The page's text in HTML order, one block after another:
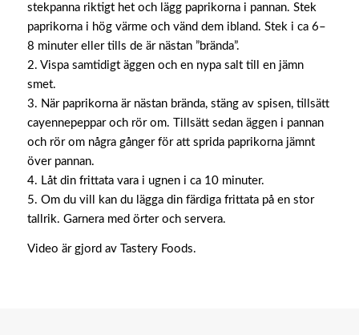
stekpanna riktigt het och lägg paprikorna i pannan. Stek
paprikorna i hög värme och vänd dem ibland. Stek i ca 6–
8 minuter eller tills de är nästan ”brända”.
2. Vispa samtidigt äggen och en nypa salt till en jämn
smet.
3. När paprikorna är nästan brända, stäng av spisen, tillsätt
cayennepeppar och rör om. Tillsätt sedan äggen i pannan
och rör om några gånger för att sprida paprikorna jämnt
över pannan.
4. Låt din frittata vara i ugnen i ca 10 minuter.
5. Om du vill kan du lägga din färdiga frittata på en stor
tallrik. Garnera med örter och servera.
Video är gjord av Tastery Foods.